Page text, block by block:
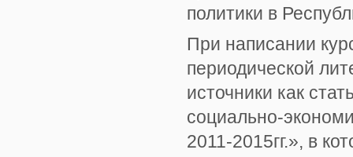
политики в
При написании
периодической
источники как
социально-
2011-2015гг.», в